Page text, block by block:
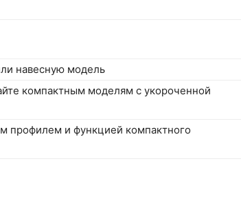
навесную модель
компактным моделям с укороченной
профилем и функцией компактного